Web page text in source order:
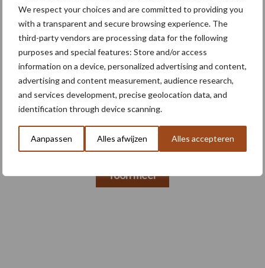
We respect your choices and are committed to providing you
with a transparent and secure browsing experience. The
third-party vendors are processing data for the following
purposes and special features: Store and/or access
information on a device, personalized advertising and content,
advertising and content measurement, audience research,
and services development, precise geolocation data, and
identification through device scanning.
Aanpassen Alles afwijzen Alles accepteren
4 aug Bruggen bouwen naar Oost-Europa
3 aug
Homburg en Escarda beëindigen
samenwerking
Toon meer